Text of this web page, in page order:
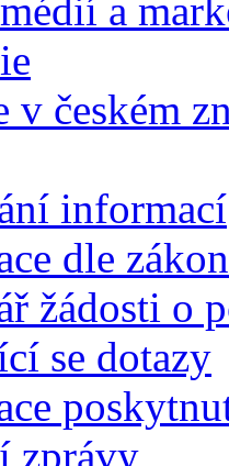
a
v českém
informací
dle
žádosti o
se dotazy
zprávy